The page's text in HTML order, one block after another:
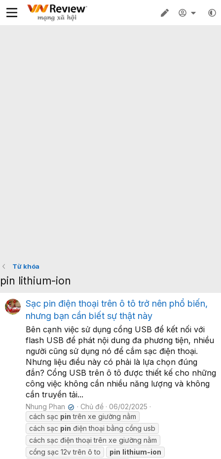
Từ khóa
pin lithium-ion
Sạc pin điện thoại trên ô tô trở nên phổ biến,
nhưng bạn cần biết sự thật này
Bên cạnh việc sử dụng cổng USB để kết nối với
flash USB để phát nội dung đa phương tiện, nhiều
người cũng sử dụng nó để cắm sạc điện thoại.
Nhưng liệu điều này có phải là lựa chọn đúng
đắn? Cổng USB trên ô tô được thiết kế cho những
công việc không cần nhiều năng lượng và không
cần truyền tải...
Nhung Phan ✔ Chủ đề
06/02/2025
cách sạc pin trên xe giường nằm
cách sạc pin điện thoại bằng cổng usb
cách sạc điện thoại trên xe giường nằm
cổng sạc 12v trên ô to
pin lithium-ion